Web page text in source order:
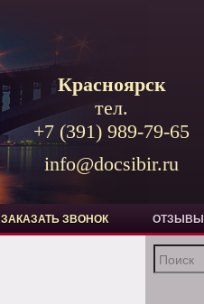
Красноярск
тел.
+7 (391) 989-79-65
info@docsibir.ru
ЗАКАЗАТЬ ЗВОНОК ОТЗЫВЫ